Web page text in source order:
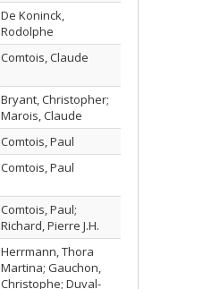
De Koninck,
Rodolphe
Comtois, Claude
Bryant, Christopher;
Marois, Claude
Comtois, Paul
Comtois, Paul
Comtois, Paul;
Richard, Pierre J.H.
Herrmann, Thora
Martina; Gauchon,
Christophe; Duval-